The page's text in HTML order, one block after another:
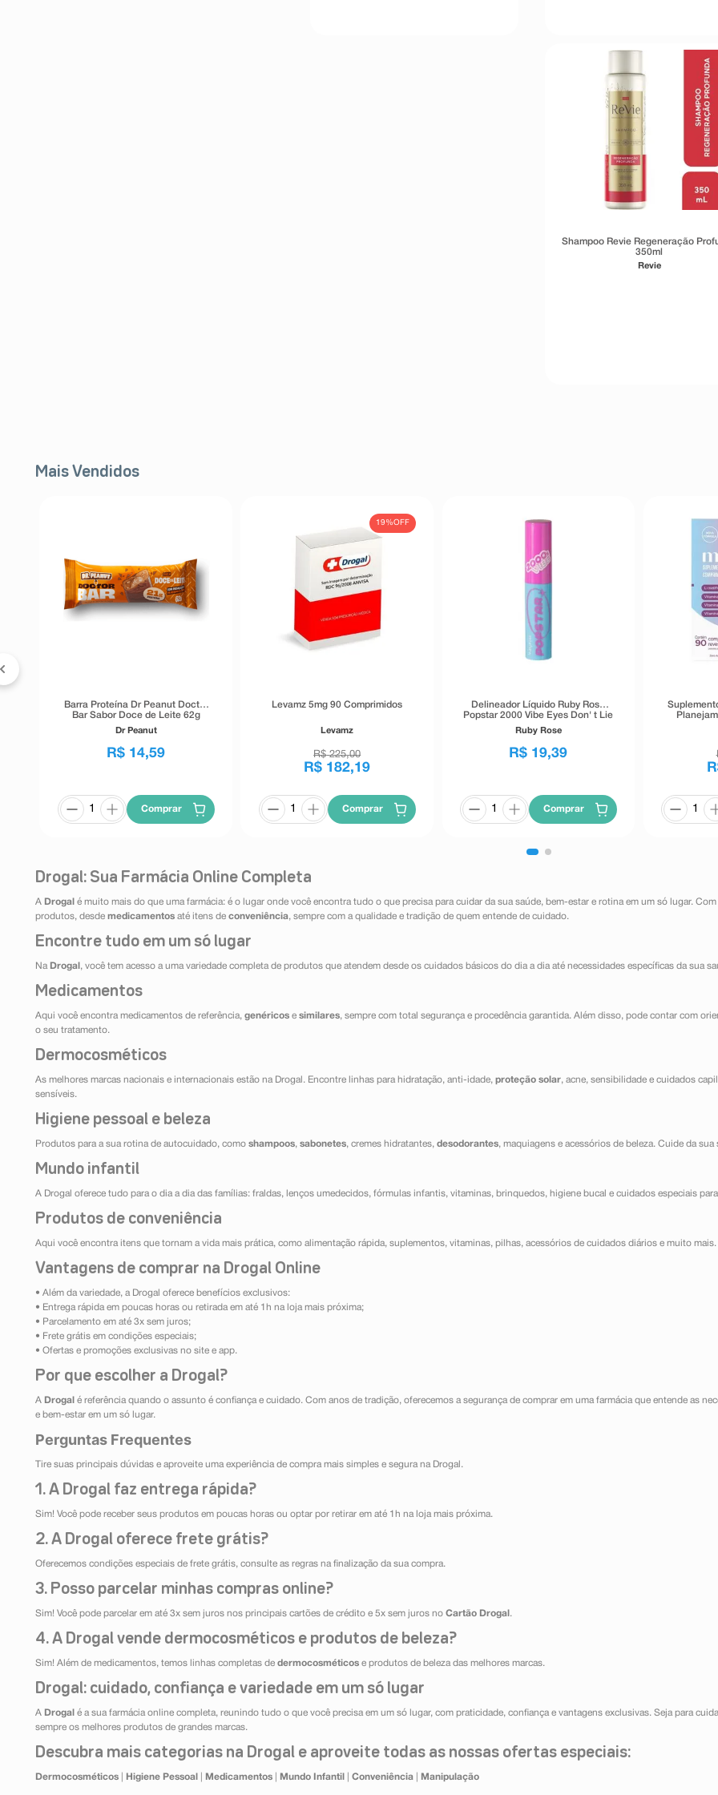
Shampoo Revie Regeneração
350ml
Revie
Mais Vendidos
Barra Proteína Dr Peanut Doctor
Bar Sabor Doce de Leite 62g
Dr Peanut
R$ 14,59
Comprar
19%OFF
Levamz 5mg 90 Comprimidos
Levamz
R$ 225,00
R$ 182,19
Comprar
Delineador Líquido Ruby Rose
Popstar 2000 Vibe Eyes Don' t Lie
Preto 5,5g
Ruby Rose
R$ 19,39
Comprar
Drogal: Sua Farmácia Online Completa
A Drogal é muito mais do que uma farmácia: é o lugar onde você encontra tudo o que precisa para cuidar da sua saúde, bem-estar e rotina em um só lugar.
produtos, desde medicamentos até itens de conveniência, sempre com a qualidade e tradição de quem entende de cuidado.
Encontre tudo em um só lugar
Na Drogal , você tem acesso a uma variedade completa de produtos que atendem desde os cuidados básicos do dia a dia até necessidades específicas da sua
Medicamentos
Aqui você encontra medicamentos de referência, genéricos e similares, sempre com total segurança e procedência garantida. Além disso, pode contar com
o seu tratamento.
Dermocosméticos
As melhores marcas nacionais e internacionais estão na Drogal. Encontre linhas para hidratação, anti-idade, proteção solar, acne, sensibilidade e cuidados
sensíveis.
Higiene pessoal e beleza
Produtos para a sua rotina de autocuidado, como shampoos, sabonetes, cremes hidratantes, desodorantes, maquiagens e acessórios de beleza. Cuide da
Mundo infantil
A Drogal oferece tudo para o dia a dia das famílias: fraldas, lenços umedecidos, fórmulas infantis, vitaminas, brinquedos, higiene bucal e cuidados especiais
Produtos de conveniência
Aqui você encontra itens que tornam a vida mais prática, como alimentação rápida, suplementos, vitaminas, pilhas, acessórios de cuidados diários e muito
Vantagens de comprar na Drogal Online
• Além da variedade, a Drogal oferece benefícios exclusivos:
• Entrega rápida em poucas horas ou retirada em até 1h na loja mais próxima;
• Parcelamento em até 3x sem juros;
• Frete grátis em condições especiais;
• Ofertas e promoções exclusivas no site e app.
Por que escolher a Drogal?
A Drogal é referência quando o assunto é confiança e cuidado. Com anos de tradição, oferecemos a segurança de comprar em uma farmácia que entende as
e bem-estar em um só lugar.
Perguntas Frequentes
Tire suas principais dúvidas e aproveite uma experiência de compra mais simples e segura na Drogal.
1. A Drogal faz entrega rápida?
Sim! Você pode receber seus produtos em poucas horas ou optar por retirar em até 1h na loja mais próxima.
2. A Drogal oferece frete grátis?
Oferecemos condições especiais de frete grátis, consulte as regras na finalização da sua compra.
3. Posso parcelar minhas compras online?
Sim! Você pode parcelar em até 3x sem juros nos principais cartões de crédito e 5x sem juros no Cartão Drogal .
4. A Drogal vende dermocosméticos e produtos de beleza?
Sim! Além de medicamentos, temos linhas completas de dermocosméticos e produtos de beleza das melhores marcas.
Drogal: cuidado, confiança e variedade em um só lugar
A Drogal é a sua farmácia online completa, reunindo tudo o que você precisa em um só lugar, com praticidade, confiança e vantagens exclusivas. Seja para
sempre os melhores produtos de grandes marcas.
Descubra mais categorias na Drogal e aproveite todas as nossas ofertas especiais:
Dermocosméticos Higiene Pessoal Medicamentos Mundo Infantil Conveniência Manipulação